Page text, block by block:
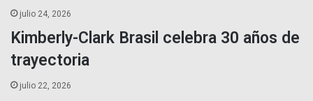
julio 24, 2026
Kimberly-Clark Brasil celebra 30 años de
trayectoria
julio 22, 2026